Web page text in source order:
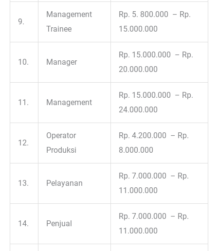
9.
Management
Trainee
Rp. 5. 800.000 – Rp.
15.000.000
10. Manager
Rp. 15.000.000 – Rp.
20.000.000
11. Management
Rp. 15.000.000 – Rp.
24.000.000
12.
Operator
Produksi
Rp. 4.200.000 – Rp.
8.000.000
13. Pelayanan
Rp. 7.000.000 – Rp.
11.000.000
14. Penjual
Rp. 7.000.000 – Rp.
11.000.000